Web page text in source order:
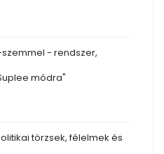
- rendszer,
módra"
törzsek, félelmek és